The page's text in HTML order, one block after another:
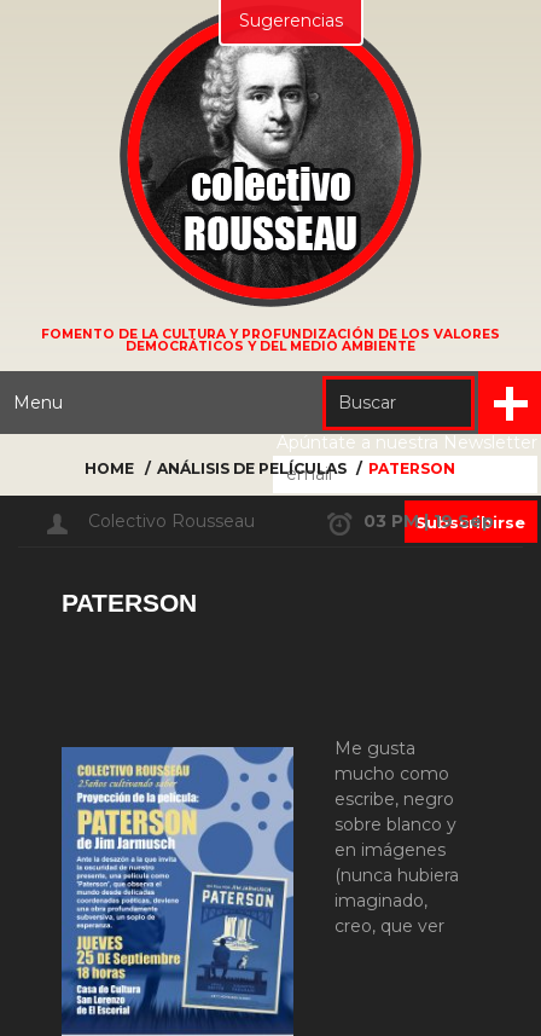
FOMENTO DE LA CULTURA Y PROFUNDIZACIÓN DE LOS VALORES
DEMOCRÁTICOS Y DEL MEDIO AMBIENTE
Menu
Apúntate a nuestra Newsletter
HOME ANÁLISIS DE PELÍCULAS PATERSON
Colectivo Rousseau 03 PM | 19 Sep
PATERSON
Me gusta
mucho como
escribe, negro
sobre blanco y
en imágenes
(nunca hubiera
imaginado,
creo, que ver
Sugerencias